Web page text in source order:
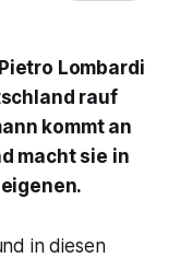
Lombardi
rauf
kommt an
macht sie in
in diesen